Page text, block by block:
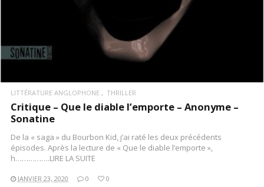
LITTÉRATURE ANGLOPHONE THRILLER
Critique – Que le diable l’emporte – Anonyme –
Sonatine
De la « saga » du Bourbon Kid, j’ai raté les deux précédents
épisodes. Après la lecture de « Que le diable l’emporte »,
h…………….LIRE LA SUITE
JANVIER 23, 2020 0 0